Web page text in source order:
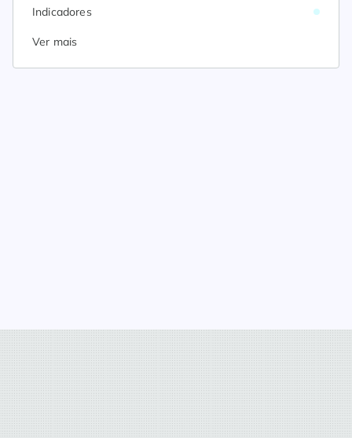
Indicadores
Ver mais